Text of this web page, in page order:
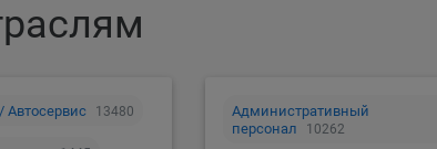
Автосервис 13480
Административный
персонал
10262